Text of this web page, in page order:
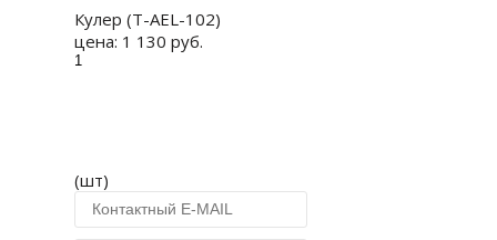
Кулер (T-AEL-102)
цена: 1 130 руб.
(шт)